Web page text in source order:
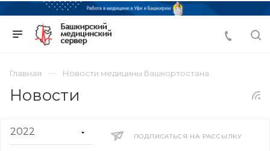
Главная Новости медицины Башкортостана
Новости
ПОДПИСАТЬСЯ НА РАССЫЛКУ